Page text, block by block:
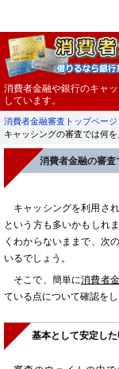
消費者金融や銀行のキャ
しています。
消費者金融審査トップページ
キャッシングの審査では何
消費者金融の審
キャッシングを利用さ
という方も多いかもしれ
くわからないままで、次
いるでしょう。
そこで、簡単に消費者
ている点について確認をし
基本として安定し